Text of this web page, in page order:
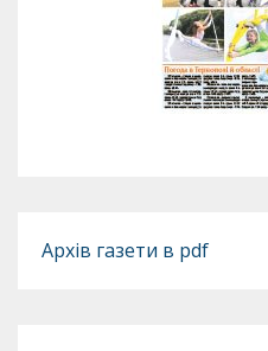
Архів газети в pdf